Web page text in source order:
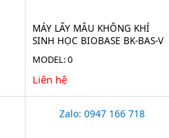
MÁY LẤY MẪU KHÔNG KHÍ
SINH HỌC BIOBASE BK-BAS-V
MODEL: 0
Liên hệ
Zalo: 0947 166 718